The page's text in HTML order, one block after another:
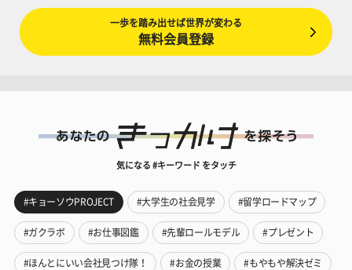
一歩を踏み出せば世界が変わる
無料会員登録
気になる #キーワード をタッチ
#キョーソウPROJECT #大学生の社会見学 #留学ロードマップ
#ガクラボ #お仕事図鑑 #先輩ロールモデル #プレゼント
#ほんとにいい会社見つけ隊！ #お金の授業 #もやもや解決ゼミ